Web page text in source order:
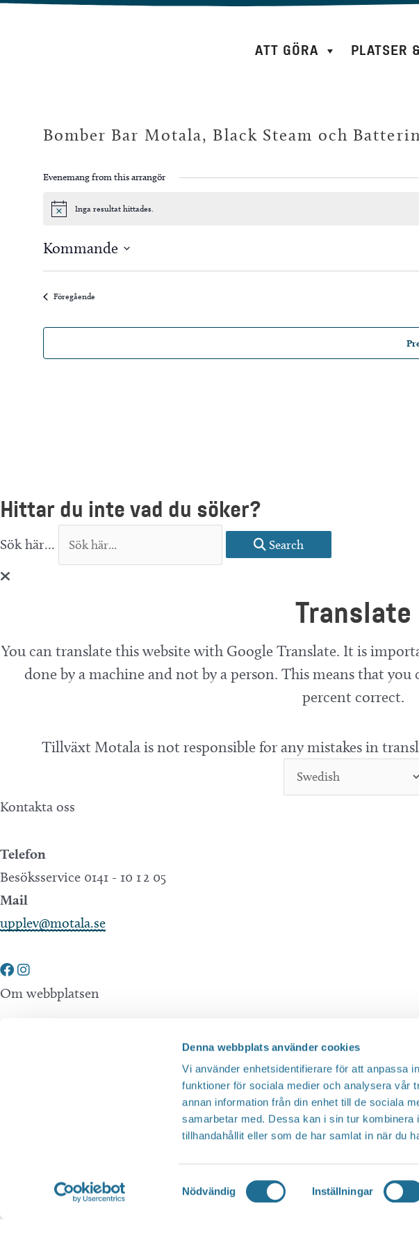
Denna webbplats använder cookies
Vi använder enhetsidentifierare för att anpassa
funktioner för sociala medier och analysera vår
annan information från din enhet till de sociala
samarbetar med. Dessa kan i sin tur
tillhandahållit eller som de har samlat in när du
Samtyckesval
Nödvändig Inställningar
ATT GÖRA PLATSER
Bomber Bar Motala, Black Steam och
Evenemang from this arrangör
Notis Inga resultat hittades.
Kommande
Välj
datum.
FöregåendeEvenemang
Hittar du inte vad du söker?
Sök här... Search
Translate
You can translate this website with Google Translate. It is
done by a machine and not by a person. This means that
percent correct.
Tillväxt Motala is not responsible for any mistakes in
Kontakta oss
Telefon
Besöksservice 0141 - 10 1 2 05
Mail
upplev@motala.se
Om webbplatsen
Tillgänglighetsredogörelse
Sjöstadskortet
Översätt